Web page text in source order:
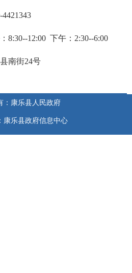
8:30--12:00 下午：2:30--6:00
南街24号
：康乐县人民政府
康乐县政府信息中心